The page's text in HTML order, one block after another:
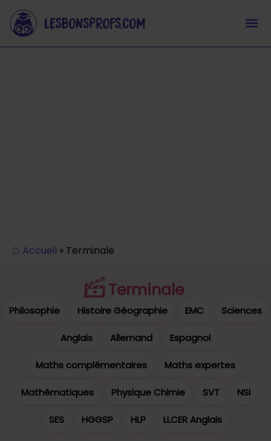
⌂ Accueil » Terminale
Terminale
Philosophie Histoire Géographie EMC Sciences
Anglais Allemand Espagnol
Maths complémentaires Maths expertes
Mathématiques Physique Chimie SVT NSI
SES HGGSP HLP LLCER Anglais